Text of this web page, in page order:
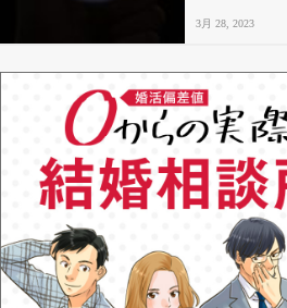
3月 28, 2023